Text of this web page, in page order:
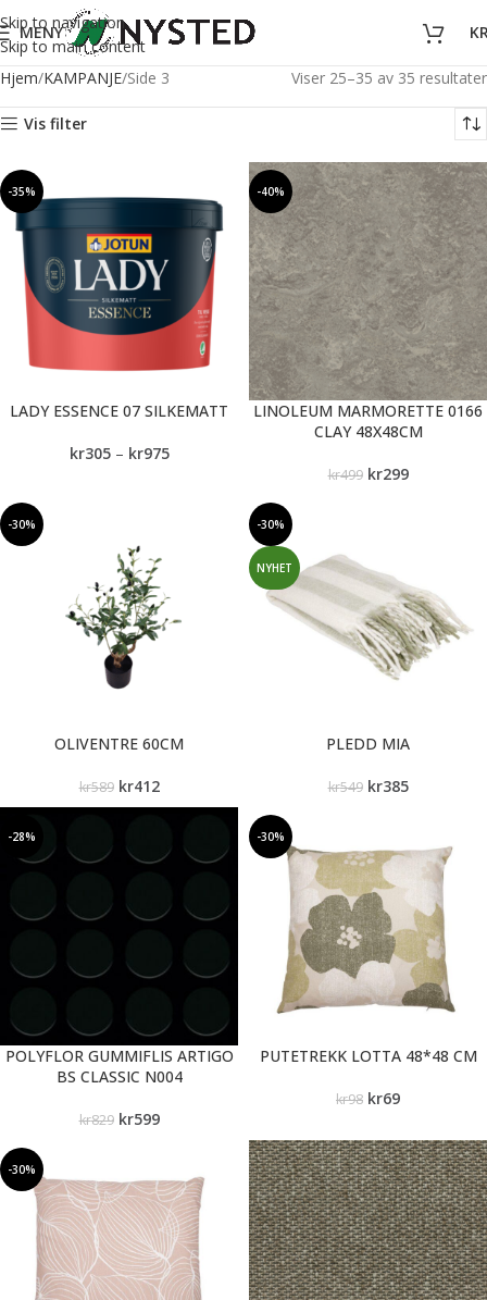
Skip to navigation
Skip to main content
MENY
Hjem KAMPANJE Side 3 Viser 25–35 av 35 resultater
Vis filter
-35%
LADY ESSENCE 07 SILKEMATT
kr305 – kr975
-40%
LINOLEUM MARMORETTE 0166
CLAY 48X48CM
kr499 kr299
-30%
OLIVENTRE 60CM
kr589 kr412
-30%
NYHET
PLEDD MIA
kr549 kr385
-28%
POLYFLOR GUMMIFLIS ARTIGO
BS CLASSIC N004
kr829 kr599
-30%
PUTETREKK LOTTA 48*48 CM
kr98 kr69
-30%